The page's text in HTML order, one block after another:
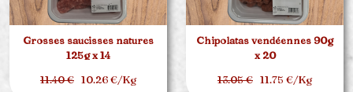
Grosses saucisses natures
125g x 14
11.40 € 10.26 €/Kg
Chipolatas vendéennes 90g
x 20
13.05 € 11.75 €/Kg